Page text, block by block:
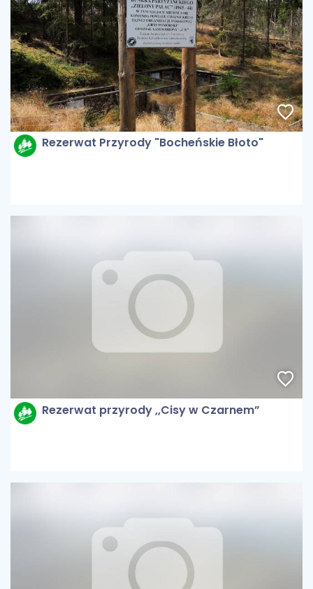
Rezerwat Przyrody "Bocheńskie Błoto"
Rezerwat przyrody ,,Cisy w Czarnem”